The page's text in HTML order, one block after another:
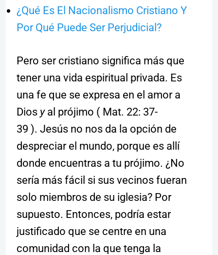
¿Qué Es El Nacionalismo Cristiano Y
Por Qué Puede Ser Perjudicial?
Pero ser cristiano significa más que
tener una vida espiritual privada. Es
una fe que se expresa en el amor a
Dios yal prójimo ( Mat. 22: 37-
39 ). Jesús no nos da la opción de
despreciar el mundo, porque es allí
donde encuentras a tu prójimo. ¿No
sería más fácil si sus vecinos fueran
solo miembros de su iglesia? Por
supuesto. Entonces, podría estar
justificado que se centre en una
comunidad con la que tenga la